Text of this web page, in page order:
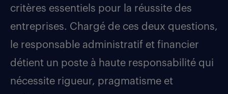
critères essentiels pour la réussite des
entreprises. Chargé de ces deux questions,
le responsable administratif et financier
détient un poste à haute responsabilité qui
nécessite rigueur, pragmatisme et